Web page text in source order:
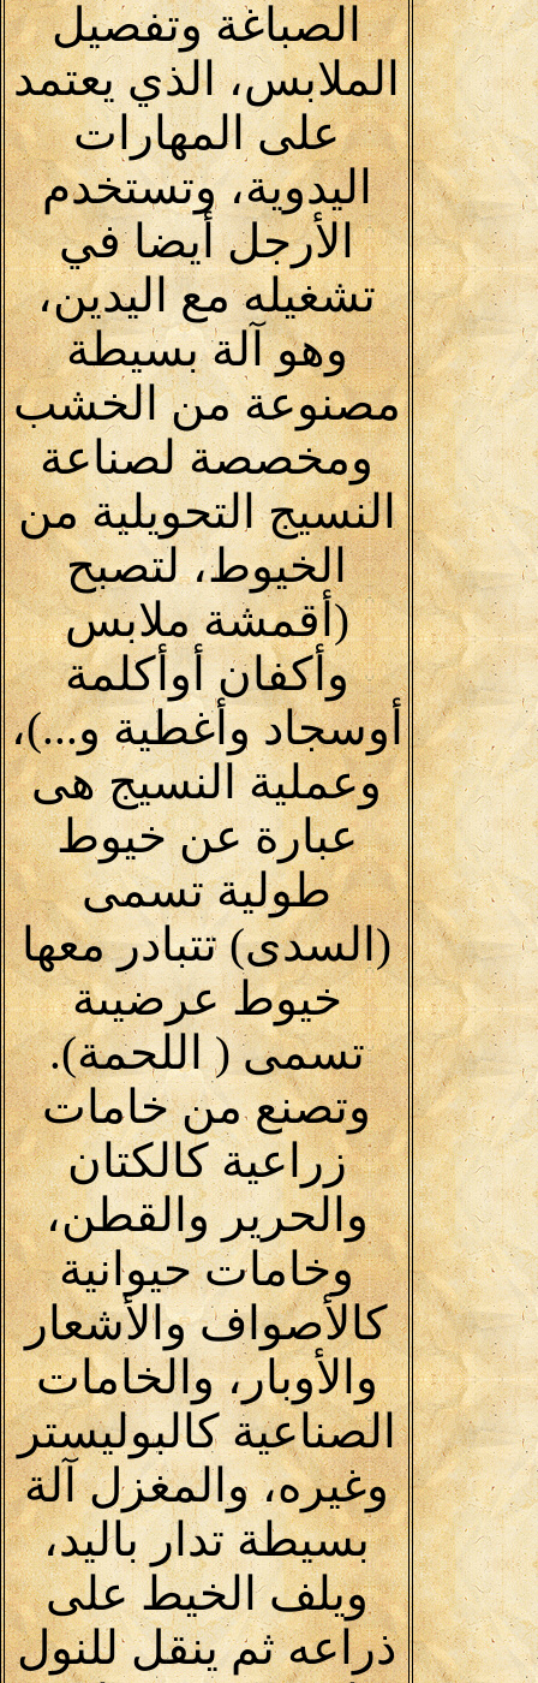
الصباغة وتفصيل
الملابس، الذي يعتمد
على المهارات
اليدوية، وتستخدم
الأرجل أيضا في
تشغيله مع اليدين،
وهو آلة بسيطة
مصنوعة من الخشب
ومخصصة لصناعة
النسيج التحويلية من
الخيوط، لتصبح
(أقمشة ملابس
وأكفان أوأكلمة
أوسجاد وأغطية و...)،
وعملية النسيج هى
عبارة عن خيوط
طولية تسمى
(السدى) تتبادر معها
خيوط عرضيىة
تسمى ( اللحمة).
وتصنع من خامات
زراعية كالكتان
والحرير والقطن،
وخامات حيوانية
كالأصواف والأشعار
والأوبار، والخامات
الصناعية كالبوليستر
وغيره، والمغزل آلة
بسيطة تدار باليد،
ويلف الخيط على
ذراعه ثم ينقل للنول